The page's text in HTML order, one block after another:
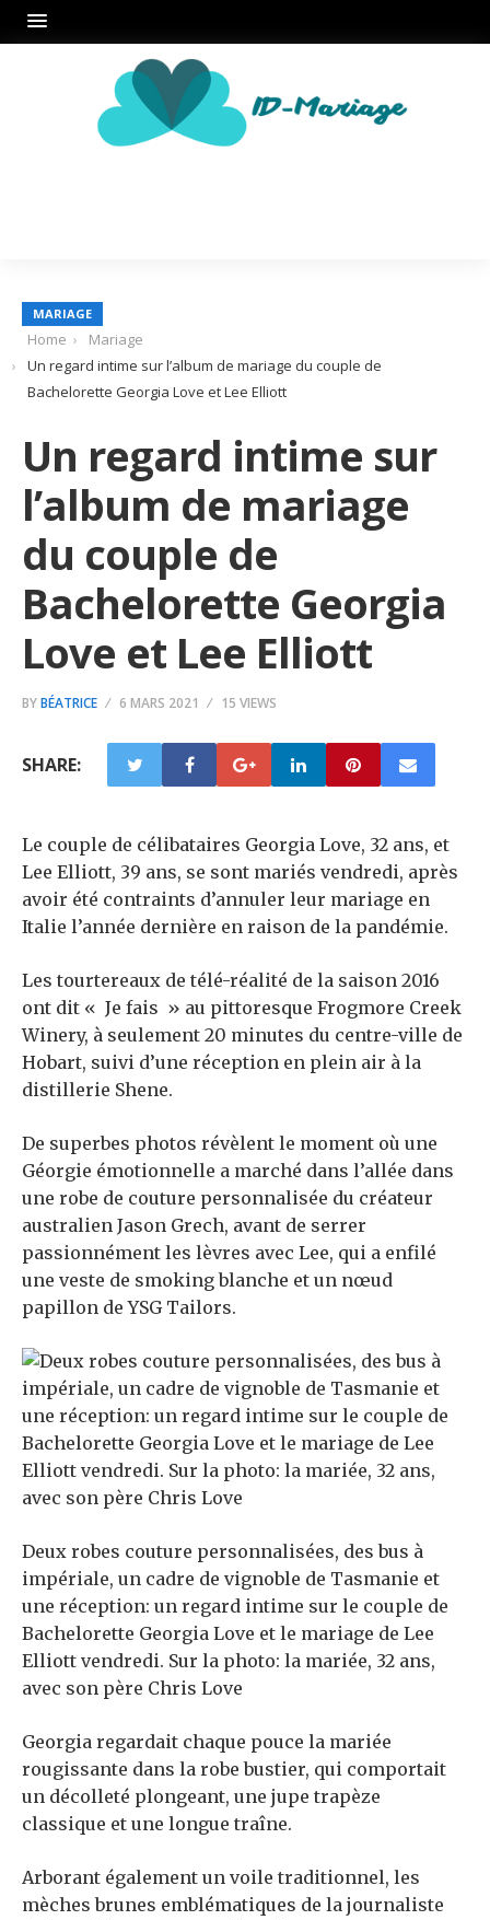
MARIAGE
Home
Mariage
Un regard intime sur l’album de mariage du couple de
Bachelorette Georgia Love et Lee Elliott
Un regard intime sur
l’album de mariage
du couple de
Bachelorette Georgia
Love et Lee Elliott
BYBÉATRICE 6 MARS 2021 15 VIEWS
SHARE:
Le couple de célibataires Georgia Love, 32 ans, et
Lee Elliott, 39 ans, se sont mariés vendredi, après
avoir été contraints d’annuler leur mariage en
Italie l’année dernière en raison de la pandémie.
Les tourtereaux de télé-réalité de la saison 2016
ont dit « Je fais » au pittoresque Frogmore Creek
Winery, à seulement 20 minutes du centre-ville de
Hobart, suivi d’une réception en plein air à la
distillerie Shene.
De superbes photos révèlent le moment où une
Géorgie émotionnelle a marché dans l’allée dans
une robe de couture personnalisée du créateur
australien Jason Grech, avant de serrer
passionnément les lèvres avec Lee, qui a enfilé
une veste de smoking blanche et un nœud
papillon de YSG Tailors.
Deux robes couture personnalisées, des bus à
impériale, un cadre de vignoble de Tasmanie et
une réception: un regard intime sur le couple de
Bachelorette Georgia Love et le mariage de Lee
Elliott vendredi. Sur la photo: la mariée, 32 ans,
avec son père Chris Love
Georgia regardait chaque pouce la mariée
rougissante dans la robe bustier, qui comportait
un décolleté plongeant, une jupe trapèze
classique et une longue traîne.
Arborant également un voile traditionnel, les
mèches brunes emblématiques de la journaliste